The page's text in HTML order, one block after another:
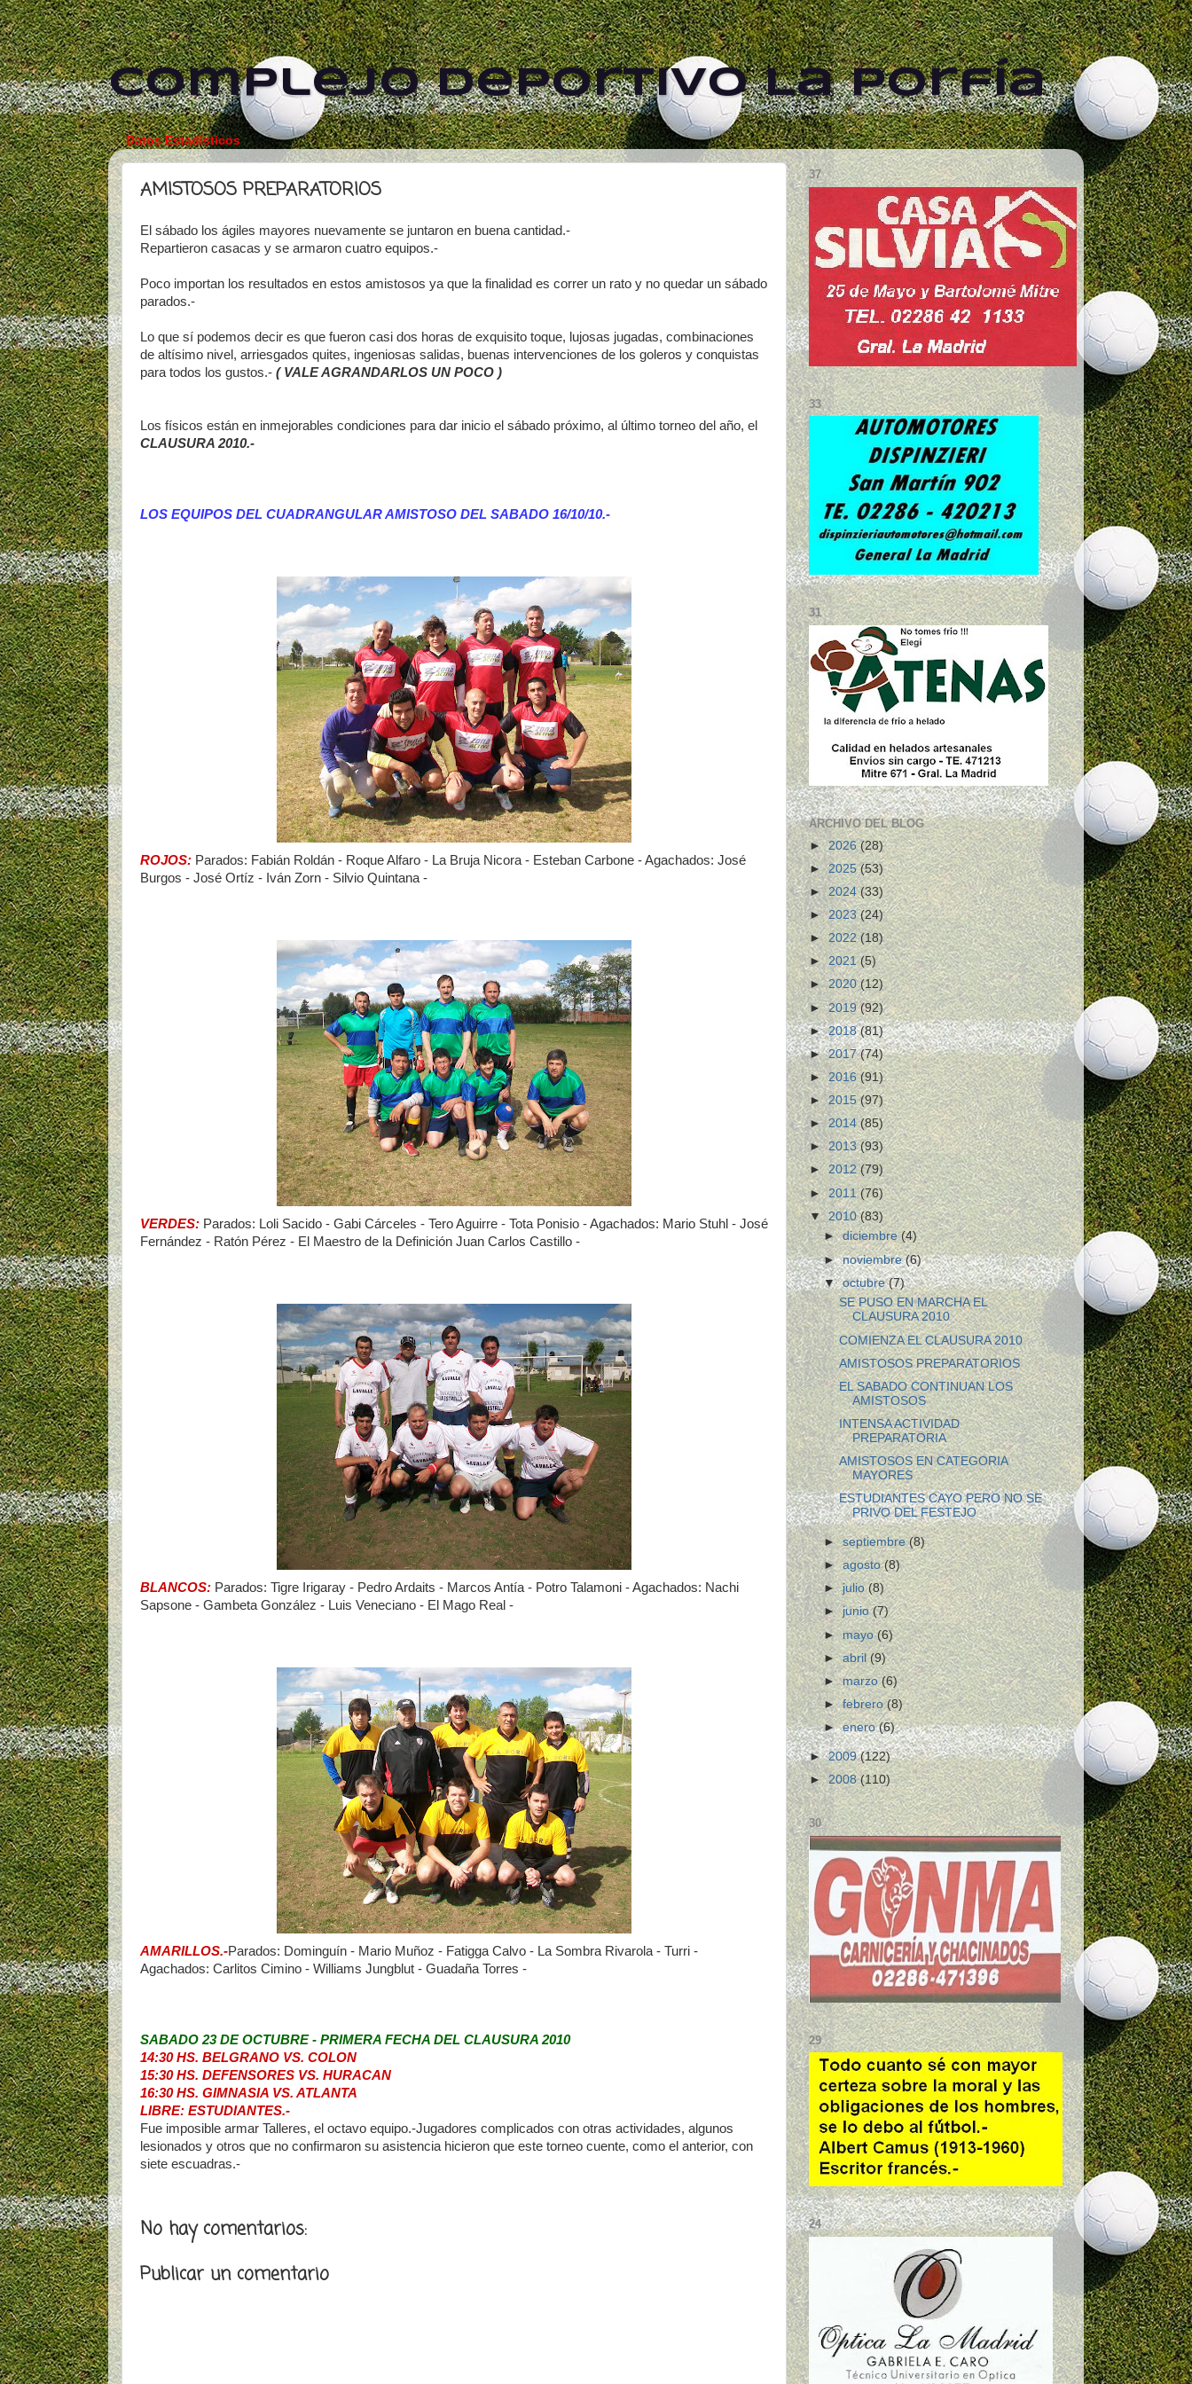
Complejo Deportivo La Porfía
Datos Estadísticos
AMISTOSOS PREPARATORIOS
El sábado los ágiles mayores nuevamente se juntaron en buena cantidad.-
Repartieron casacas y se armaron cuatro equipos.-
Poco importan los resultados en estos amistosos ya que la finalidad es correr un rato y no quedar un sábado
parados.-
Lo que sí podemos decir es que fueron casi dos horas de exquisito toque, lujosas jugadas, combinaciones
de altísimo nivel, arriesgados quites, ingeniosas salidas, buenas intervenciones de los goleros y conquistas
para todos los gustos.- ( VALE AGRANDARLOS UN POCO )
Los físicos están en inmejorables condiciones para dar inicio el sábado próximo, al último torneo del año, el
CLAUSURA 2010.-
LOS EQUIPOS DEL CUADRANGULAR AMISTOSO DEL SABADO 16/10/10.-
ROJOS: Parados: Fabián Roldán - Roque Alfaro - La Bruja Nicora - Esteban Carbone - Agachados: José
Burgos - José Ortíz - Iván Zorn - Silvio Quintana -
VERDES: Parados: Loli Sacido - Gabi Cárceles - Tero Aguirre - Tota Ponisio - Agachados: Mario Stuhl - José
Fernández - Ratón Pérez - El Maestro de la Definición Juan Carlos Castillo -
BLANCOS: Parados: Tigre Irigaray - Pedro Ardaits - Marcos Antía - Potro Talamoni - Agachados: Nachi
Sapsone - Gambeta González - Luis Veneciano - El Mago Real -
AMARILLOS.-Parados: Dominguín - Mario Muñoz - Fatigga Calvo - La Sombra Rivarola - Turri -
Agachados: Carlitos Cimino - Williams Jungblut - Guadaña Torres -
SABADO 23 DE OCTUBRE - PRIMERA FECHA DEL CLAUSURA 2010
14:30 HS. BELGRANO VS. COLON
15:30 HS. DEFENSORES VS. HURACAN
16:30 HS. GIMNASIA VS. ATLANTA
LIBRE: ESTUDIANTES.-
Fue imposible armar Talleres, el octavo equipo.-Jugadores complicados con otras actividades, algunos
lesionados y otros que no confirmaron su asistencia hicieron que este torneo cuente, como el anterior, con
siete escuadras.-
No hay comentarios:
Publicar un comentario
37
33
31
ARCHIVO DEL BLOG
►2026(28)
►2025(53)
►2024(33)
►2023(24)
►2022(18)
► 2021(5)
►2020(12)
►2019(92)
►2018(81)
►2017(74)
► 2016(91)
►2015(97)
►2014(85)
►2013(93)
►2012(79)
► 2011(76)
▼2010(83)
►diciembre(4)
►noviembre(6)
▼octubre(7)
SE PUSO EN MARCHA EL
CLAUSURA 2010
COMIENZA EL CLAUSURA 2010
AMISTOSOS PREPARATORIOS
EL SABADO CONTINUAN LOS
AMISTOSOS
INTENSA ACTIVIDAD
PREPARATORIA
AMISTOSOS EN CATEGORIA
MAYORES
ESTUDIANTES CAYO PERO NO SE
PRIVO DEL FESTEJO
►septiembre(8)
►agosto(8)
►julio(8)
► junio(7)
►mayo(6)
►abril(9)
►marzo(6)
►febrero(8)
►enero(6)
►2009(122)
►2008(110)
30
29
24